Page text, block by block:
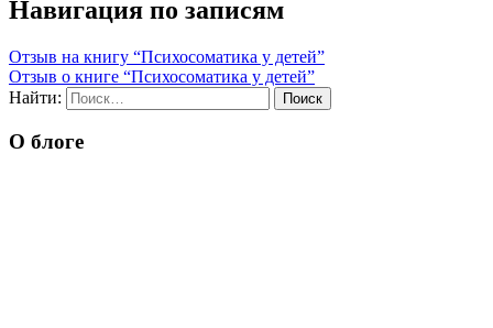
Навигация по записям
Отзыв на книгу “Психосоматика у детей”
Отзыв о книге “Психосоматика у детей”
Найти:
О блоге